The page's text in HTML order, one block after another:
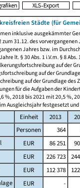
Städte (für
inklusive ausgekämmter
31.12. des vorvergangenen
Jahres bzw. im
lt. § 30 Abs. 1 i.V.m. § 8 Abs.
auf der
auf der
auf der Grundlage des
für die Aufgaben der
%, 2018 bis 2021 mit 20,5 %,
Ausgleichsjahr festgesetzt
Einheit 2013
Personen 364
EUR 86 251
EUR 226 723
EUR 112 378
EUR -